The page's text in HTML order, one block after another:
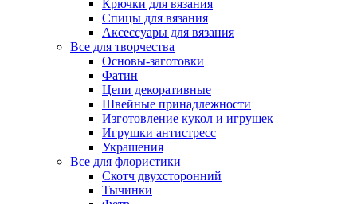
Крючки для вязания
Спицы для вязания
Аксессуары для вязания
Все для творчества
Основы-заготовки
Фатин
Цепи декоративные
Швейные принадлежности
Изготовление кукол и игрушек
Игрушки антистресс
Украшения
Все для флористики
Скотч двухсторонний
Тычинки